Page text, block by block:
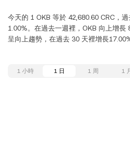
今天的 1 OKB 等於 42,680.60 CRC，
1.00%。在過去一週裡，OKB 向上增長
呈向上趨勢，在過去 30 天裡增長17.00%
1 小時 1 日 1 周 1